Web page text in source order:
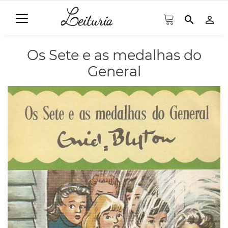
search person_outline
Os Sete e as medalhas do
General